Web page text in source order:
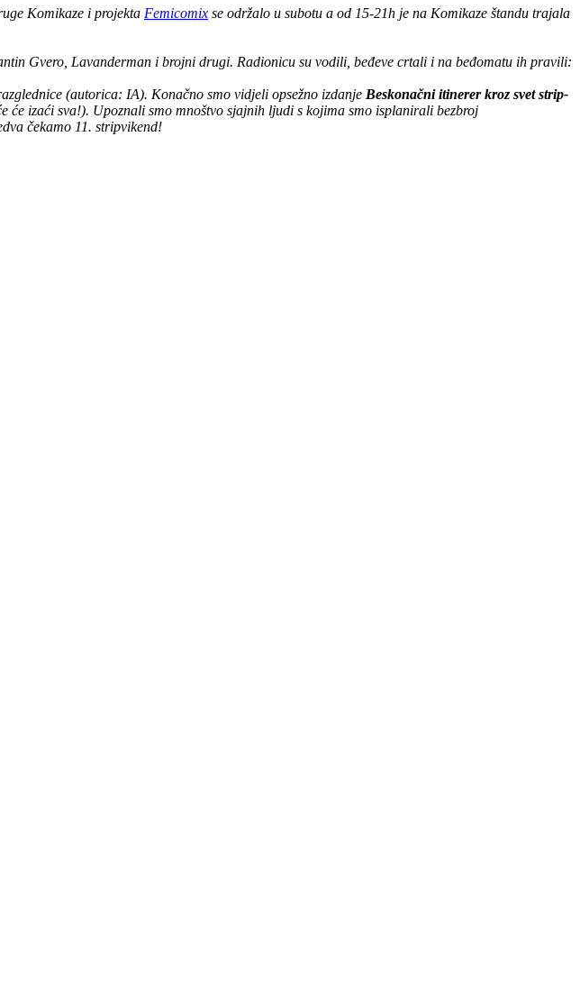
Komikaze i projekta Femicomix se održalo u subotu a od 15-21h je na Komikaze štandu trajala
Gvero, Lavanderman i brojni drugi. Radionicu su vodili, beđeve crtali i na beđomatu ih pravili:
(autorica: IA). Konačno smo vidjeli opsežno izdanje Beskonačni itinerer kroz svet strip-
izaći sva!). Upoznali smo mnoštvo sjajnih ljudi s kojima smo isplanirali bezbroj
čekamo 11. stripvikend!